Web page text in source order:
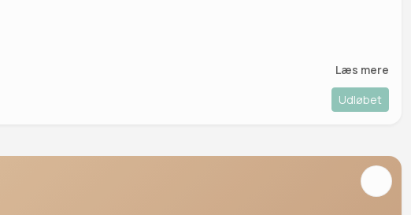
Læs mere
Udløbet